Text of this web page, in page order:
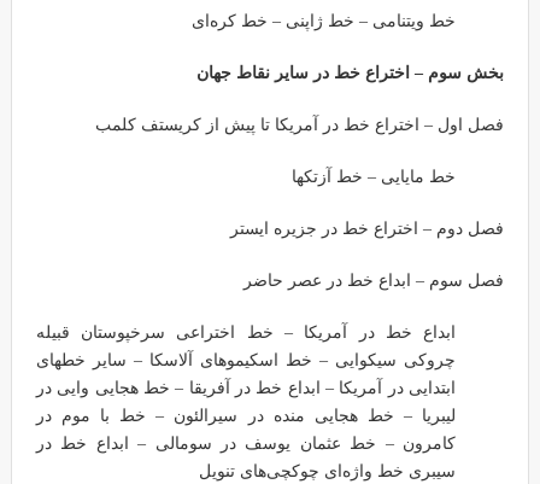
خط ویتنامی – خط ژاپنی – خط کره‌ای
بخش سوم – اختراع خط در سایر نقاط جهان
فصل اول – اختراع خط در آمریکا تا پیش از کریستف کلمب
خط مایایی – خط آزتکها
فصل دوم – اختراع خط در جزیره ایستر
فصل سوم – ابداع خط در عصر حاضر
ابداع خط در آمریکا – خط اختراعی سرخپوستان قبیله
چروکی سیکوایی – خط اسکیموهای آلاسکا – سایر خطهای
ابتدایی در آمریکا – ابداع خط در آفریقا – خط هجایی وایی در
لیبریا – خط هجایی منده در سیرالئون – خط با موم در
کامرون – خط عثمان یوسف در سومالی – ابداع خط در
سیبری خط واژه‌ای چوکچی‌های تنویل